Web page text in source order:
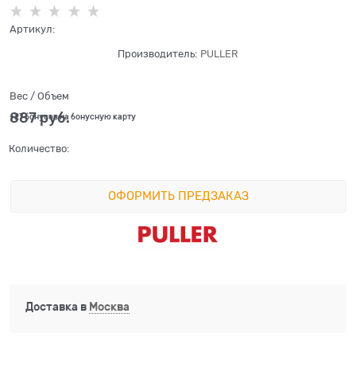
Артикул:
Производитель: PULLER
Вес / Объем
887 руб.
+27 бонусов на бонусную карту
Количество:
ОФОРМИТЬ ПРЕДЗАКАЗ
Доставка в Москва